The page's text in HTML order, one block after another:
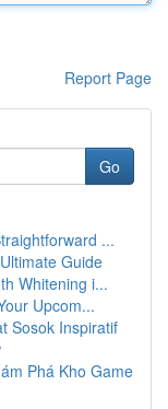
Report Page
Go
...
Guide
Whitening i...
Upcom...
Sosok Inspiratif
Phá Kho Game